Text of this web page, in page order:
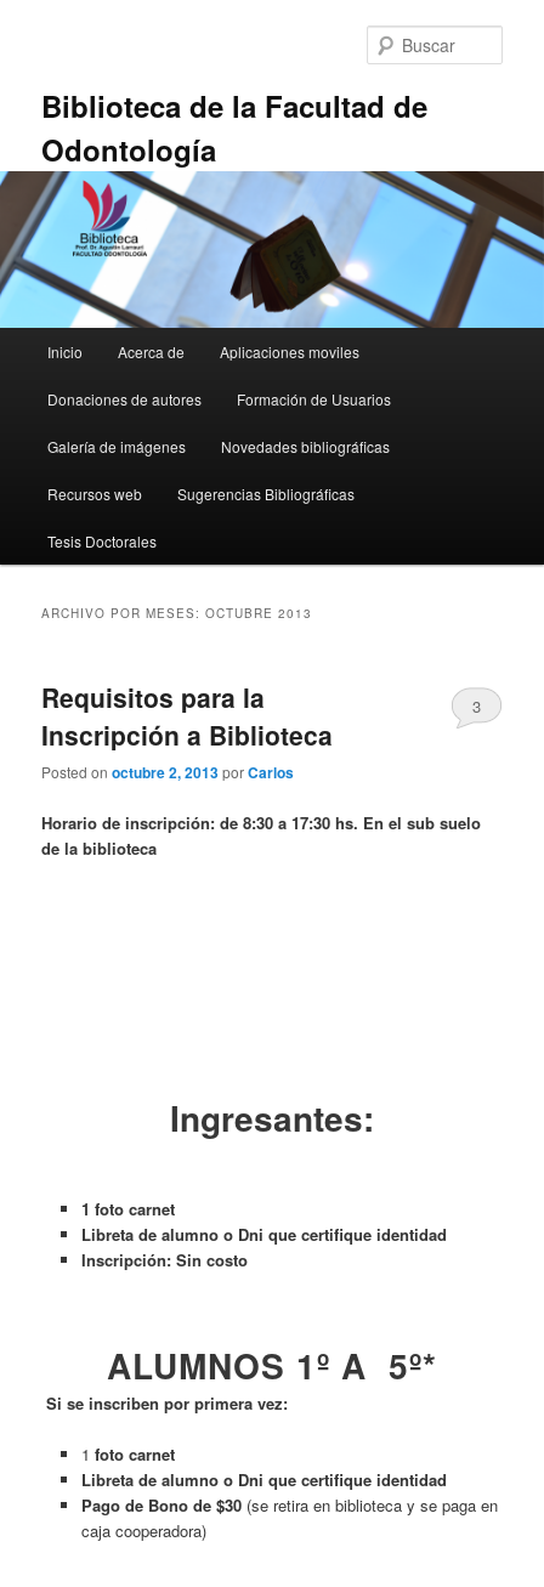
Biblioteca de la Facultad de
Odontología
principal
Inicio Acerca de Aplicaciones moviles
Donaciones de autores Formación de Usuarios
Galería de imágenes Novedades bibliográficas
Recursos web Sugerencias Bibliográficas
Tesis Doctorales
ARCHIVO POR MESES:OCTUBRE 2013
Requisitos para la
Inscripción a Biblioteca
Posted onoctubre 2, 2013porCarlos
3
Horario de inscripción: de 8:30 a 17:30 hs. En el sub suelo
de la biblioteca
Ingresantes:
1 foto carnet
Libreta de alumno o Dni que certifique identidad
Inscripción: Sin costo
ALUMNOS 1º A 5º*
Si se inscriben por primera vez:
1 foto carnet
Libreta de alumno o Dni que certifique identidad
Pago de Bono de $30 (se retira en biblioteca y se paga en
caja cooperadora)